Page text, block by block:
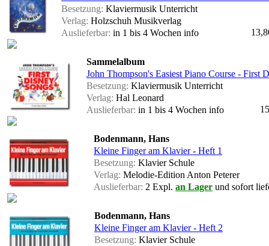
Besetzung: Klaviermusik Unterricht
Verlag: Holzschuh Musikverlag
Auslieferbar: in 1 bis 4 Wochen info
Sammelalbum
John Thompson's Easiest Piano Course - First
Besetzung: Klaviermusik Unterricht
Verlag: Hal Leonard
Auslieferbar: in 1 bis 4 Wochen info
Bodenmann, Hans
Kleine Finger am Klavier - Heft 1
Besetzung: Klavier Schule
Verlag: Melodie-Edition Anton Peterer
Auslieferbar: 2 Expl. an Lager und sofort
Bodenmann, Hans
Kleine Finger am Klavier - Heft 2
Besetzung: Klavier Schule